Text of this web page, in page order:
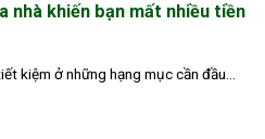
nhà khiến bạn mất nhiều tiền
kiệm ở những hạng mục cần đầu...